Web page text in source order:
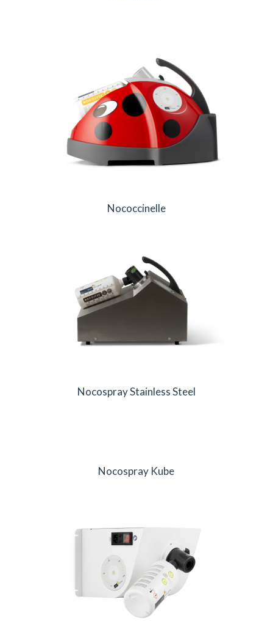
Nococcinelle
Nocospray Stainless Steel
Nocospray Kube